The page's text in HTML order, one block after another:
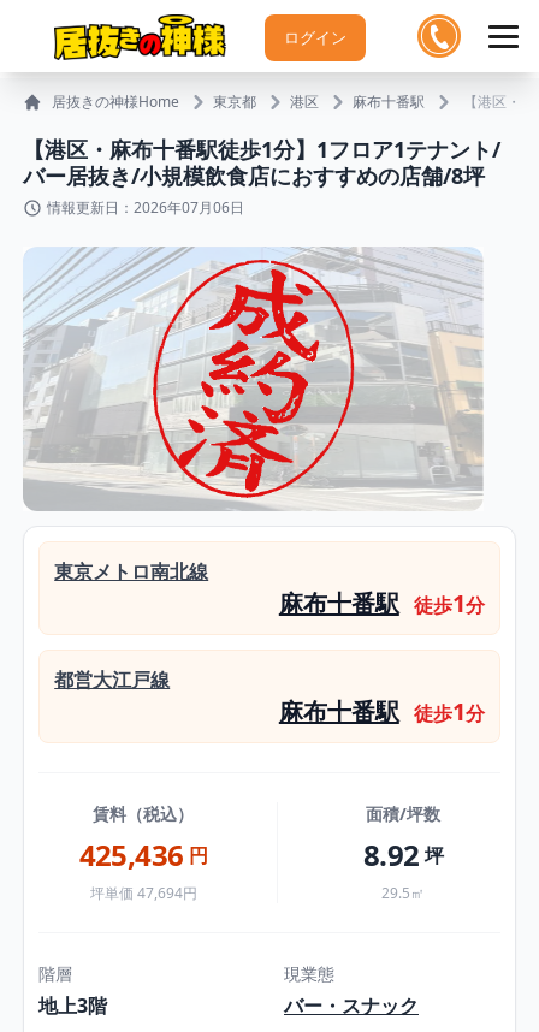
ログイン
居抜きの神様Home 東京都 港区 麻布十番駅 【港区・
【港区・麻布十番駅徒歩1分】1フロア1テナント/
バー居抜き/小規模飲食店におすすめの店舗/8坪
情報更新日：2026年07月06日
東京メトロ南北線
麻布十番駅 徒歩1分
都営大江戸線
麻布十番駅 徒歩1分
賃料（税込）
425,436 円
坪単価 47,694円
面積/坪数
8.92 坪
29.5㎡
階層
地上3階
現業態
バー・スナック